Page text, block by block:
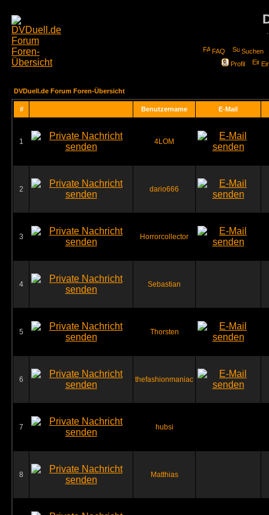
FAQ
Suchen
Profil
DVDuell.de Forum Foren-Übersicht
# Benutzername E-Mail
1 4LOM
2 dario666
3 Horrorcollector
4 Sebastian
5 Thorsten
6 thefashionmaniac
7 hubsi
8 Matthias